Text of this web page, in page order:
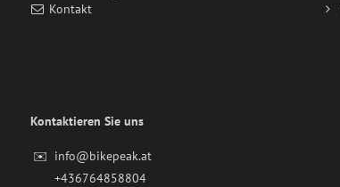
Kontakt
Kontaktieren Sie uns
✉️ info@bikepeak.at
+436764858804